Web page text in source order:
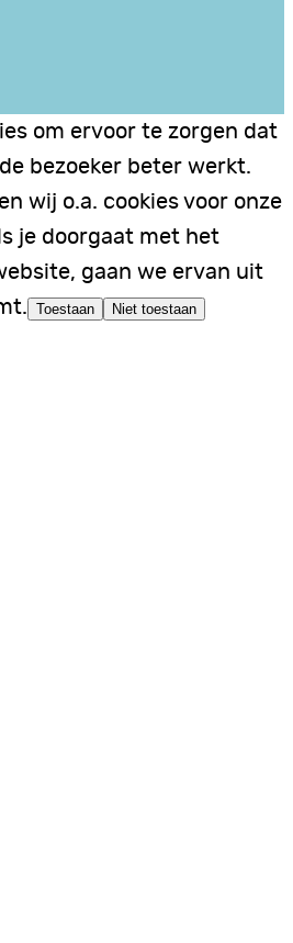
om ervoor te zorgen dat
bezoeker beter werkt.
wij o.a. cookies voor onze
je doorgaat met het
gaan we ervan uit
Toestaan Niet toestaan